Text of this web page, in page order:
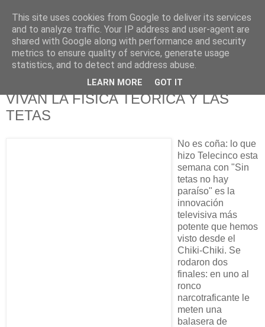
625 RANAS
LA TELEVISIÓN DESDE EL PUNTO DE VISTA BATRACIO
VIVAN LA FÍSICA TEÓRICA Y LAS
TETAS
No es coña: lo que
hizo Telecinco esta
semana con "Sin
tetas no hay
paraíso" es la
innovación
televisiva más
potente que hemos
visto desde el
Chiki-Chiki. Se
rodaron dos
finales: en uno al
ronco
narcotraficante le
meten una
balasera de
This site uses cookies from Google to deliver its services
and to analyze traffic. Your IP address and user-agent are
shared with Google along with performance and security
metrics to ensure quality of service, generate usage
statistics, and to detect and address abuse.
LEARN MORE GOT IT